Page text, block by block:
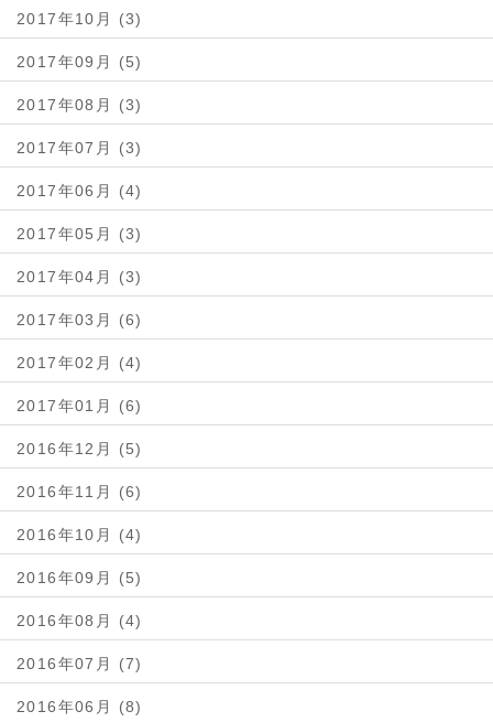
2017年10月 (3)
2017年09月 (5)
2017年08月 (3)
2017年07月 (3)
2017年06月 (4)
2017年05月 (3)
2017年04月 (3)
2017年03月 (6)
2017年02月 (4)
2017年01月 (6)
2016年12月 (5)
2016年11月 (6)
2016年10月 (4)
2016年09月 (5)
2016年08月 (4)
2016年07月 (7)
2016年06月 (8)